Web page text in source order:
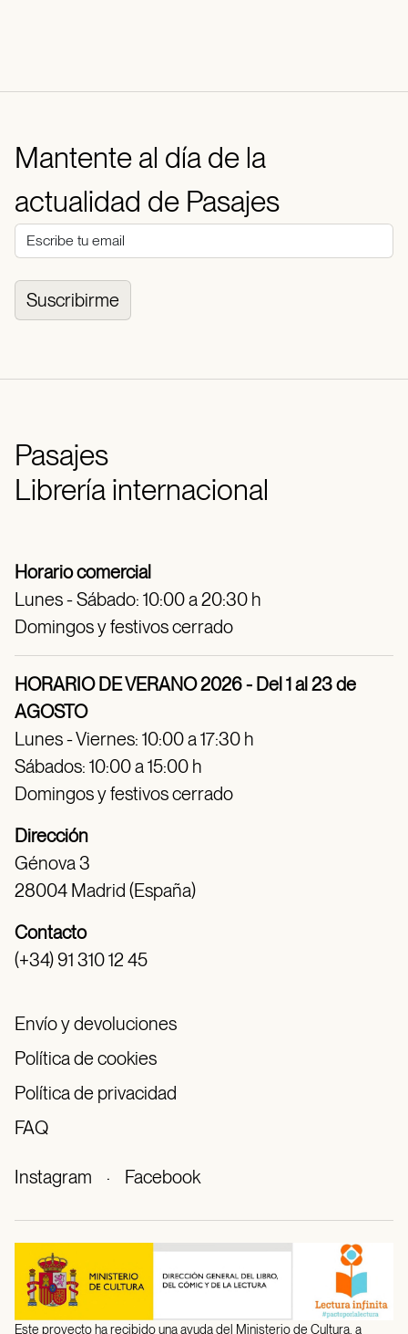
Mantente al día de la
actualidad de Pasajes
Suscribirme
Pasajes
Librería internacional
Horario comercial
Lunes - Sábado: 10:00 a 20:30 h
Domingos y festivos cerrado
HORARIO DE VERANO 2026 - Del 1 al 23 de
AGOSTO
Lunes - Viernes: 10:00 a 17:30 h
Sábados: 10:00 a 15:00 h
Domingos y festivos cerrado
Dirección
Génova 3
28004 Madrid (España)
Contacto
(+34) 91 310 12 45
Envío y devoluciones
Política de cookies
Política de privacidad
FAQ
Instagram · Facebook
Este proyecto ha recibido una ayuda del Ministerio de Cultura, a